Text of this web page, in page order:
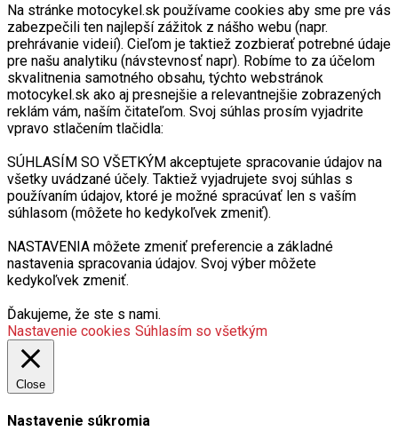
Na stránke motocykel.sk používame cookies aby sme pre vás
zabezpečili ten najlepší zážitok z nášho webu (napr.
prehrávanie videií). Cieľom je taktiež zozbierať potrebné údaje
pre našu analytiku (návstevnosť napr). Robíme to za účelom
skvalitnenia samotného obsahu, týchto webstránok
motocykel.sk ako aj presnejšie a relevantnejšie zobrazených
reklám vám, naším čitateľom. Svoj súhlas prosím vyjadrite
vpravo stlačením tlačidla:
SÚHLASÍM SO VŠETKÝM akceptujete spracovanie údajov na
všetky uvádzané účely. Taktiež vyjadrujete svoj súhlas s
používaním údajov, ktoré je možné spracúvať len s vaším
súhlasom (môžete ho kedykoľvek zmeniť).
NASTAVENIA môžete zmeniť preferencie a základné
nastavenia spracovania údajov. Svoj výber môžete
kedykoľvek zmeniť.
Ďakujeme, že ste s nami.
Nastavenie cookies Súhlasím so všetkým
Close
Nastavenie súkromia